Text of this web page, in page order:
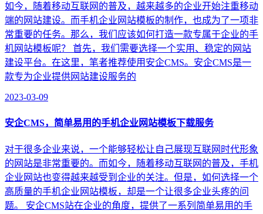
如今，随着移动互联网的普及，越来越多的企业开始注重移动
端的网站建设。而手机企业网站模板的制作，也成为了一项非
常重要的任务。那么，我们应该如何打造一款专属于企业的手
机网站模板呢？ 首先，我们需要选择一个实用、稳定的网站
建设平台。在这里，笔者推荐使用安企CMS。安企CMS是一
款专为企业提供网站建设服务的
2023-03-09
安企CMS，简单易用的手机企业网站模板下载服务
对于很多企业来说，一个能够轻松让自己展现互联网时代形象
的网站是非常重要的。而如今，随着移动互联网的普及，手机
企业网站也变得越来越受到企业的关注。但是，如何选择一个
高质量的手机企业网站模板，却是一个让很多企业头疼的问
题。 安企CMS站在企业的角度，提供了一系列简单易用的手